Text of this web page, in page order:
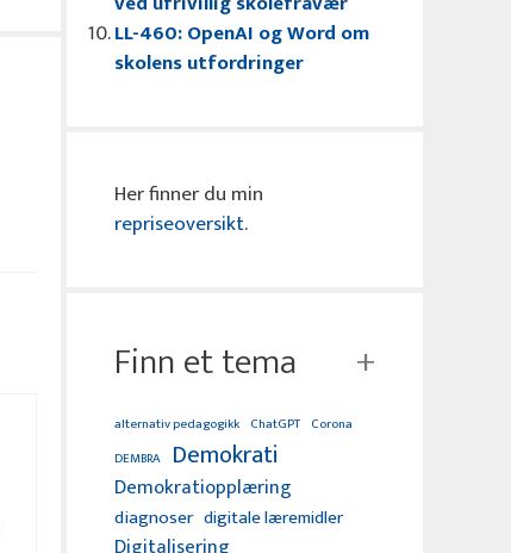
LL-460: OpenAI og Word om
skolens utfordringer
Her finner du min
repriseoversikt.
Finn et tema
alternativ pedagogikk ChatGPT Corona
DEMBRA Demokrati
Demokratiopplæring
diagnoser digitale læremidler